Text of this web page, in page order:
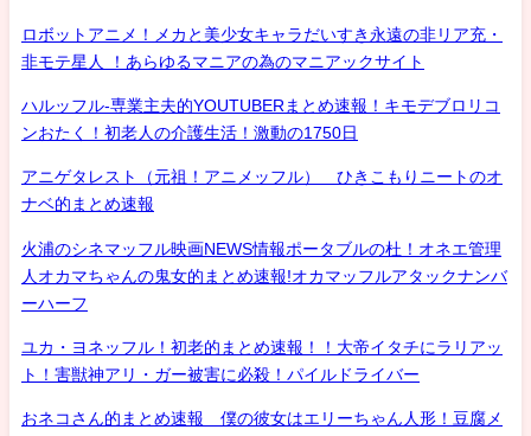
ロボットアニメ！メカと美少女キャラだいすき永遠の非リア充・
非モテ星人 ！あらゆるマニアの為のマニアックサイト
ハルッフル-専業主夫的YOUTUBERまとめ速報！キモデブロリコ
ンおたく！初老人の介護生活！激動の1750日
アニゲタレスト（元祖！アニメッフル） ひきこもりニートのオ
ナベ的まとめ速報
火浦のシネマッフル映画NEWS情報ポータブルの杜！オネエ管理
人オカマちゃんの鬼女的まとめ速報!オカマッフルアタックナンバ
ーハーフ
ユカ・ヨネッフル！初老的まとめ速報！！大帝イタチにラリアッ
ト！害獣神アリ・ガー被害に必殺！パイルドライバー
おネコさん的まとめ速報 僕の彼女はエリーちゃん人形！豆腐メ